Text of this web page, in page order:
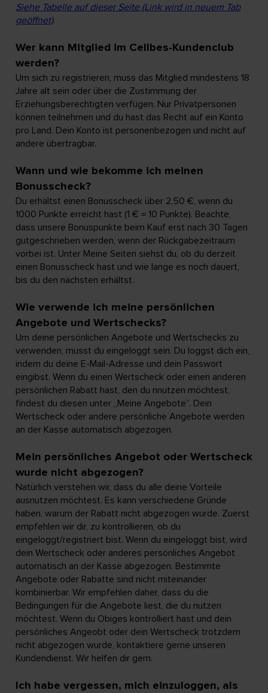
Siehe Tabelle auf dieser Seite (Link wird in neuem Tab
geöffnet).
Wer kann Mitglied im Cellbes-Kundenclub
werden?
Um sich zu registrieren, muss das Mitglied mindestens 18
Jahre alt sein oder über die Zustimmung der
Erziehungsberechtigten verfügen. Nur Privatpersonen
können teilnehmen und du hast das Recht auf ein Konto
pro Land. Dein Konto ist personenbezogen und nicht auf
andere übertragbar.
Wann und wie bekomme ich meinen
Bonusscheck?
Du erhältst einen Bonusscheck über 2,50 €, wenn du
1000 Punkte erreicht hast (1 € = 10 Punkte). Beachte,
dass unsere Bonuspunkte beim Kauf erst nach 30 Tagen
gutgeschrieben werden, wenn der Rückgabezeitraum
vorbei ist. Unter Meine Seiten siehst du, ob du derzeit
einen Bonusscheck hast und wie lange es noch dauert,
bis du den nächsten erhältst.
Wie verwende ich meine persönlichen
Angebote und Wertschecks?
Um deine persönlichen Angebote und Wertschecks zu
verwenden, musst du eingeloggt sein. Du loggst dich ein,
indem du deine E-Mail-Adresse und dein Passwort
eingibst. Wenn du einen Wertscheck oder einen anderen
persönlichen Rabatt hast, den du nnutzen möchtest,
findest du diesen unter „Meine Angebote“. Dein
Wertscheck oder andere persönliche Angebote werden
an der Kasse automatisch abgezogen.
Mein persönliches Angebot oder Wertscheck
wurde nicht abgezogen?
Natürlich verstehen wir, dass du alle deine Vorteile
ausnutzen möchtest. Es kann verschiedene Gründe
haben, warum der Rabatt nicht abgezogen wurde. Zuerst
empfehlen wir dir, zu kontrollieren, ob du
eingeloggt/registriert bist. Wenn du eingeloggt bist, wird
dein Wertscheck oder anderes persönliches Angebot
automatisch an der Kasse abgezogen. Bestimmte
Angebote oder Rabatte sind nicht miteinander
kombinierbar. Wir empfehlen daher, dass du die
Bedingungen für die Angebote liest, die du nutzen
möchtest. Wenn du Obiges kontrolliert hast und dein
persönliches Angeobt oder dein Wertscheck trotzdem
nicht abgezogen wurde, kontaktiere gerne unseren
Kundendienst. Wir helfen dir gern.
Ich habe vergessen, mich einzuloggen, als